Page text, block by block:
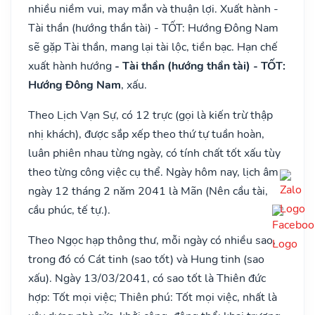
nhiều niềm vui, may mắn và thuận lợi. Xuất hành -
Tài thần (hướng thần tài) - TỐT: Hướng Đông Nam
sẽ gặp Tài thần, mang lại tài lộc, tiền bạc. Hạn chế
xuất hành hướng - Tài thần (hướng thần tài) - TỐT:
Hướng Đông Nam, xấu.
Theo Lịch Vạn Sự, có 12 trực (gọi là kiến trừ thập
nhị khách), được sắp xếp theo thứ tự tuần hoàn,
luân phiên nhau từng ngày, có tính chất tốt xấu tùy
theo từng công việc cụ thể. Ngày hôm nay, lịch âm
ngày 12 tháng 2 năm 2041 là Mãn (Nên cầu tài,
cầu phúc, tế tự.).
Theo Ngọc hạp thông thư, mỗi ngày có nhiều sao,
trong đó có Cát tinh (sao tốt) và Hung tinh (sao
xấu). Ngày 13/03/2041, có sao tốt là Thiên đức
hợp: Tốt mọi việc; Thiên phú: Tốt mọi việc, nhất là